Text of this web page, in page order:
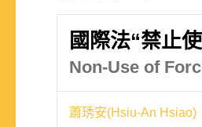
國際法“禁止
Non-Use of
蕭琇安(Hsiu-An Hsiao)